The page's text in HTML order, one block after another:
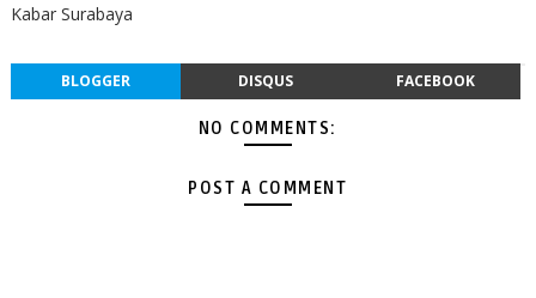
Kabar Surabaya
BLOGGER DISQUS FACEBOOK
NO COMMENTS:
POST A COMMENT